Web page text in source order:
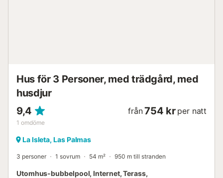
Hus för 3 Personer, med trädgård, med
husdjur
9,4
1 omdöme
från 754 kr per natt
La Isleta, Las Palmas
3 personer 1 sovrum 54 m² 950 m till stranden
Utomhus-bubbelpool, Internet, Terass,